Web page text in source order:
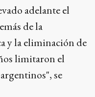
adelante el
de la
y la eliminación de
limitaron el
se